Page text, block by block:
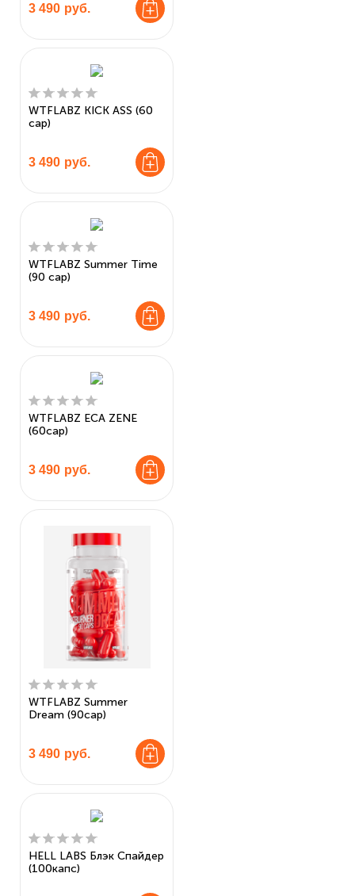
3 490 руб.
WTFLABZ KICK ASS (60
cap)
3 490 руб.
WTFLABZ Summer Time
(90 cap)
3 490 руб.
WTFLABZ ECA ZENE
(60cap)
3 490 руб.
WTFLABZ Summer
Dream (90cap)
3 490 руб.
HELL LABS Блэк Спайдер
(100капс)